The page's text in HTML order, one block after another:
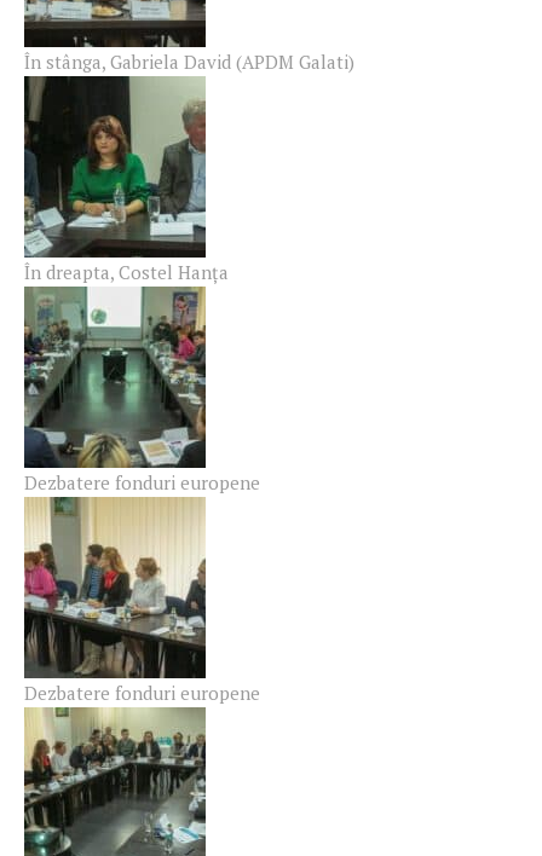
În stânga, Gabriela David (APDM Galati)
În dreapta, Costel Hanța
Dezbatere fonduri europene
Dezbatere fonduri europene